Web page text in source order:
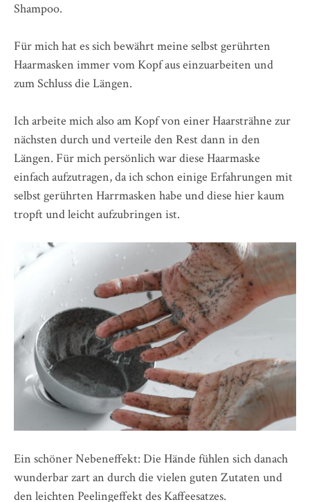
Shampoo.
Für mich hat es sich bewährt meine selbst gerührten
Haarmasken immer vom Kopf aus einzuarbeiten und
zum Schluss die Längen.
Ich arbeite mich also am Kopf von einer Haarsträhne zur
nächsten durch und verteile den Rest dann in den
Längen. Für mich persönlich war diese Haarmaske
einfach aufzutragen, da ich schon einige Erfahrungen mit
selbst gerührten Harrmasken habe und diese hier kaum
tropft und leicht aufzubringen ist.
Ein schöner Nebeneffekt: Die Hände fühlen sich danach
wunderbar zart an durch die vielen guten Zutaten und
den leichten Peelingeffekt des Kaffeesatzes.